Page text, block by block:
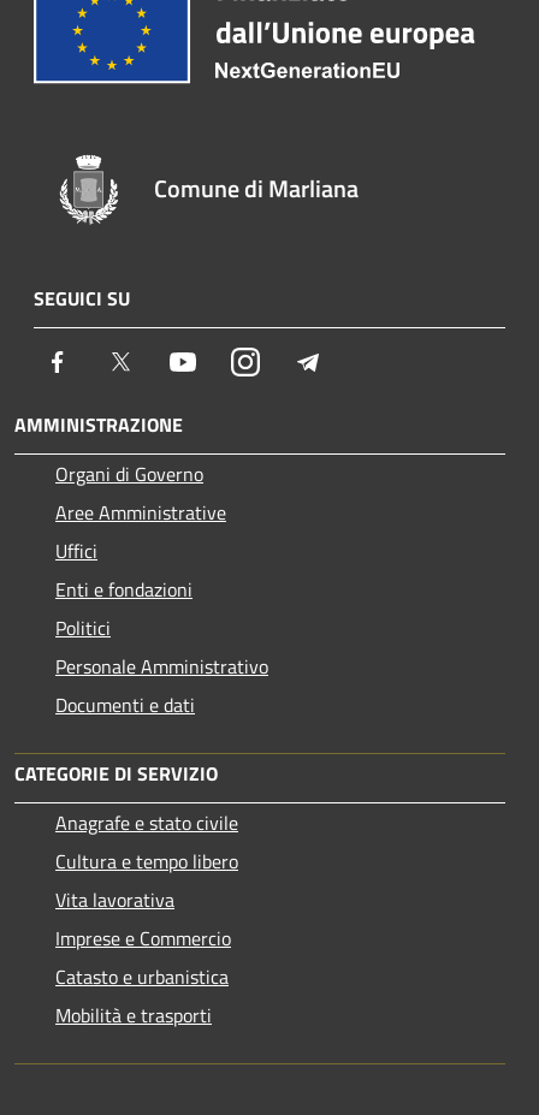
Comune di Marliana
SEGUICI SU
Facebook Twitter YoutubeInstagram
AMMINISTRAZIONE
Organi di Governo
Aree Amministrative
Uffici
Enti e fondazioni
Politici
Personale Amministrativo
Documenti e dati
CATEGORIE DI SERVIZIO
Anagrafe e stato civile
Cultura e tempo libero
Vita lavorativa
Imprese e Commercio
Catasto e urbanistica
Mobilità e trasporti